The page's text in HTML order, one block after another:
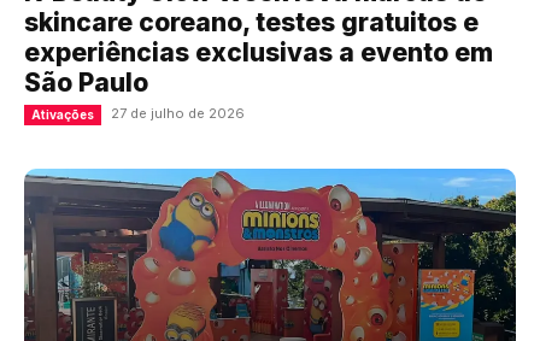
skincare coreano, testes gratuitos e
experiências exclusivas a evento em
São Paulo
Ativações 27 de julho de 2026